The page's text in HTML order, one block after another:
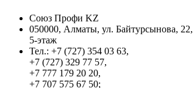
Союз Профи KZ
050000, Алматы, ул. Байтурсынова, 22,
5-этаж
Тел.: +7 (727) 354 03 63,
+7 (727) 329 77 57,
+7 777 179 20 20,
+7 707 575 67 50;